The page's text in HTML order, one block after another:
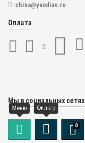
china@yaodian.ru
Оплата
Мы в социальных сетях
Меню Фильтр
0